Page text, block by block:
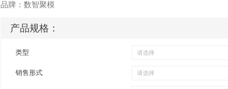
品牌： 数智聚模
产品规格：
类型
销售形式